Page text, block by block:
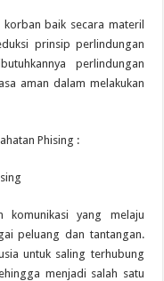
korban baik secara materil
prinsip perlindungan
perlindungan
aman dalam melakukan
Phising :
komunikasi yang melaju
peluang dan tantangan.
untuk saling terhubung
menjadi salah satu